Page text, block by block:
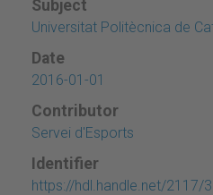
Subject
Universitat Politècnica de
Date
2016-01-01
Contributor
Servei d'Esports
Identifier
https://hdl.handle.net/2117/